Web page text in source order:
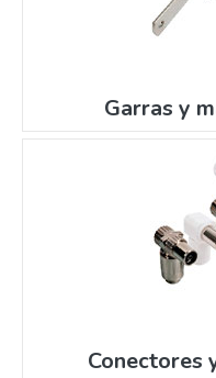
Garras y
Conectores